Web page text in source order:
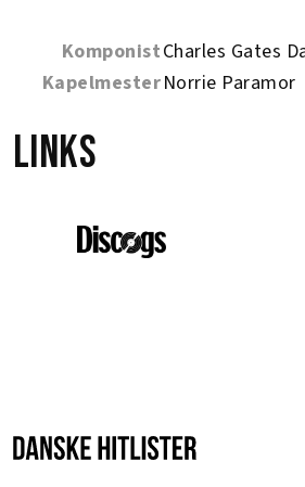
KomponistCharles Gates
KapelmesterNorrie Paramor
Links